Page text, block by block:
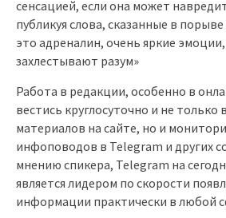
сенсацией, если она может
публикуя слова, сказанные в
это адреналин, очень яркие
захлестывают разум»
Работа в редакции, особенно в
вестись круглосуточно и не только
материалов на сайте, но и
инфоповодов в Telegram и других
мнению спикера, Telegram на
является лидером по скорости
информации практически в любой